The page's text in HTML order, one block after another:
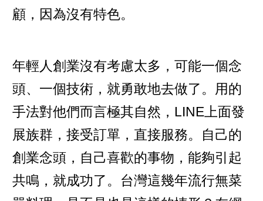
顧，因為沒有特色。
年輕人創業沒有考慮太多，可能一個念
頭、一個技術，就勇敢地去做了。用的
手法對他們而言極其自然，LINE上面發
展族群，接受訂單，直接服務。自己的
創業念頭，自己喜歡的事物，能夠引起
共鳴，就成功了。台灣這幾年流行無菜